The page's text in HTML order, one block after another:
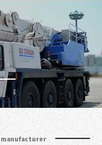
manufacturer